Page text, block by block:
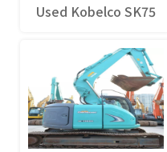
Used Kobelco SK75